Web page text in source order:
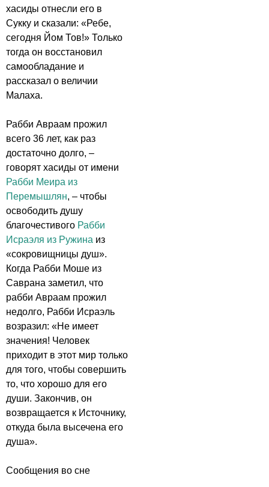
хасиды отнесли его в
Сукку и сказали: «Ребе,
сегодня Йом Тов!» Только
тогда он восстановил
самообладание и
рассказал о величии
Малаха.
Рабби Авраам прожил
всего 36 лет, как раз
достаточно долго, –
говорят хасиды от имени
Рабби Меира из
Перемышлян, – чтобы
освободить душу
благочестивого Рабби
Исраэля из Ружина из
«сокровищницы душ».
Когда Рабби Моше из
Саврана заметил, что
рабби Авраам прожил
недолго, Рабби Исраэль
возразил: «Не имеет
значения! Человек
приходит в этот мир только
для того, чтобы совершить
то, что хорошо для его
души. Закончив, он
возвращается к Источнику,
откуда была высечена его
душа».
Сообщения во сне